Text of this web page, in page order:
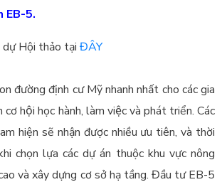
EB-5.
dự Hội thảo tại ĐÂY
đường định cư Mỹ nhanh nhất cho các gia
hội học hành, làm việc và phát triển. Các
hiện sẽ nhận được nhiều ưu tiên, và thời
chọn lựa các dự án thuộc khu vực nông
và xây dựng cơ sở hạ tầng. Đầu tư EB-5